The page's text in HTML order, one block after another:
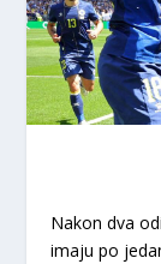
Nakon dva
imaju po